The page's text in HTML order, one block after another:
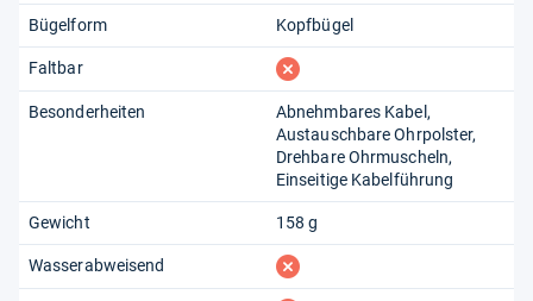
Bügelform Kopfbügel
Faltbar fehlt
Besonderheiten
Abnehmbares Kabel
Austauschbare Ohrpolster
Drehbare Ohrmuscheln
Einseitige Kabelführung
Gewicht 158 g
Wasserabweisend fehlt